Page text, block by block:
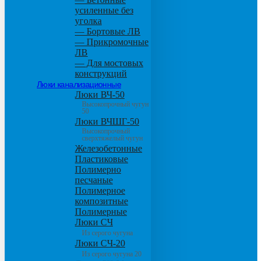
усиленные без
уголка
— Бортовые ЛВ
— Прикромочные
ЛВ
— Для мостовых
конструкций
Люки канализационные
Люки ВЧ-50
Высокопрочный чугун
50
Люки ВЧШГ-50
Высокопрочный
сверхтяжелый чугун
Железобетонные
Пластиковые
Полимерно
песчаные
Полимерное
композитные
Полимерные
Люки СЧ
Из серого чугуна
Люки СЧ-20
Из серого чугуна 20